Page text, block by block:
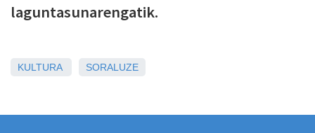
laguntasunarengatik.
KULTURA SORALUZE